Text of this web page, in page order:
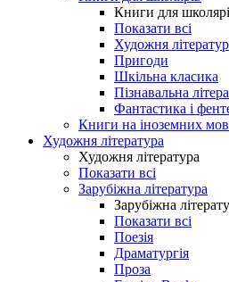
Книги для
Показати всі
Художня
Пригоди
Шкільна класика
Пізнавальна
Фантастика і
Книги на іноземних
Художня література
Художня література
Показати всі
Зарубіжна література
Зарубіжна
Показати всі
Поезія
Драматургія
Проза